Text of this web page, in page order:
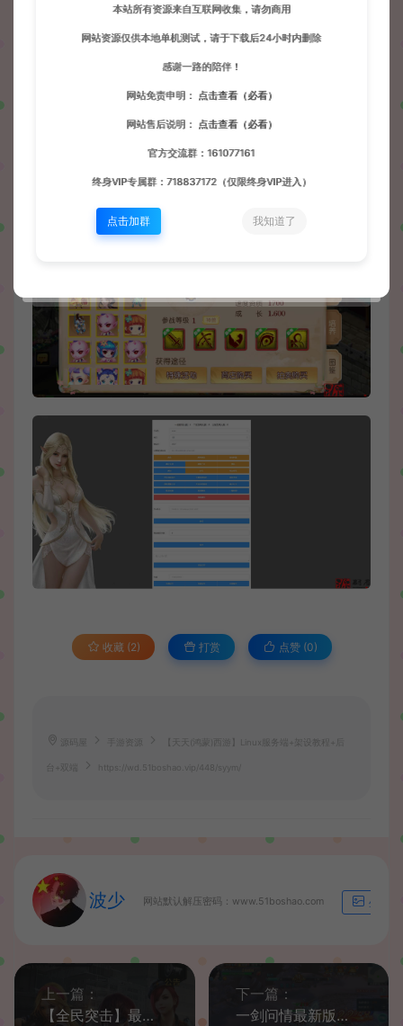
收藏 (2) 打赏 点赞 (0)
手游资源 【天天(鸿蒙)西游】Linux服务端+架设教程+后
台+双端 https://wd.51boshao.vip/448/syym/
波少 网站默认解压密码：www.51boshao.com 生成海
上一篇：
【全民突击】最新整理一键端+详细搭建教程
下一篇：
一剑问情最新版本+本地验证带注册+清包授权后台
本站所有资源来自互联网收集，请勿商用
网站资源仅供本地单机测试，请于下载后24小时内删除
感谢一路的陪伴！
网站免责申明： 点击查看（必看）
网站售后说明： 点击查看（必看）
官方交流群：161077161
终身VIP专属群：718837172（仅限终身VIP进入）
点击加群 我知道了